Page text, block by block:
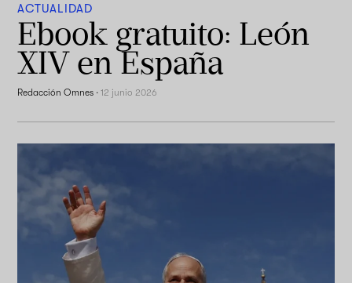
ACTUALIDAD
Ebook gratuito: León
XIV en España
Redacción Omnes ·12 junio 2026